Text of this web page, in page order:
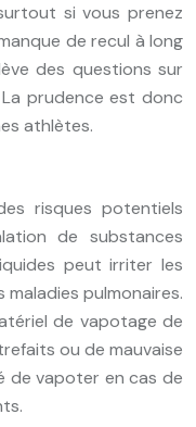
si vous prenez
de recul à long
des questions sur
prudence est donc
athlètes.
risques potentiels
de substances
peut irriter les
pulmonaires.
de vapotage de
ou de mauvaise
de vapoter en cas de